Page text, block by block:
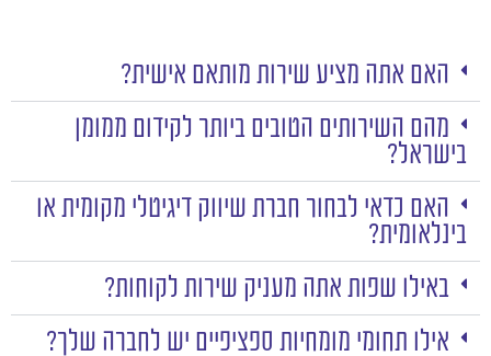
האם אתה מציע שירות מותאם אישית?
מהם השירותים הטובים ביותר לקידום ממומן
בישראל?
האם כדאי לבחור חברת שיווק דיגיטלי מקומית או
בינלאומית?
באילו שפות אתה מעניק שירות לקוחות?
אילו תחומי מומחיות ספציפיים יש לחברה שלך?